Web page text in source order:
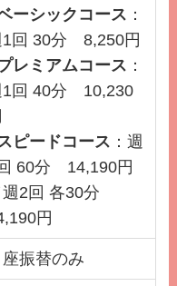
ーシックコース ：
1回 30分 8,250円
レミアムコース ：
1回 40分 10,230
ピードコース ：週
60分 14,190円
週2回 各30分
円
座振替のみ